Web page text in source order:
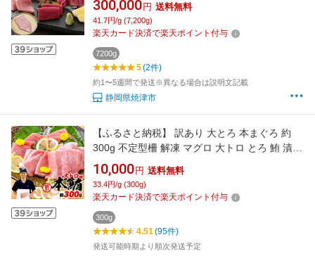
コース【定期便6回連続/隔月選べる】 b300-
015 b300-016
300,000 円 送料無料
41.7円/g (7,200g)
楽天カード決済で楽天ポイント付与
7200g
5(2件)
約1〜5週間で発送※異なる場合は説明文記載
静岡県焼津市
【ふるさと納税】 訳あり 大とろ 本まぐろ 約
300g 不定型柵 解凍 マグロ 大トロ とろ 鮪 漬け
丼 海鮮 刺身 ユッケ 高級魚 寿司ネタ 刺し身 お
つまみ 贅沢 ごちそう グルメ 食品 海産物 水産
加工品 魚介類 藤枝市 静岡県
10,000 円 送料無料
33.4円/g (300g)
楽天カード決済で楽天ポイント付与
300g
4.51(95件)
発送可能時期より順次発送予定